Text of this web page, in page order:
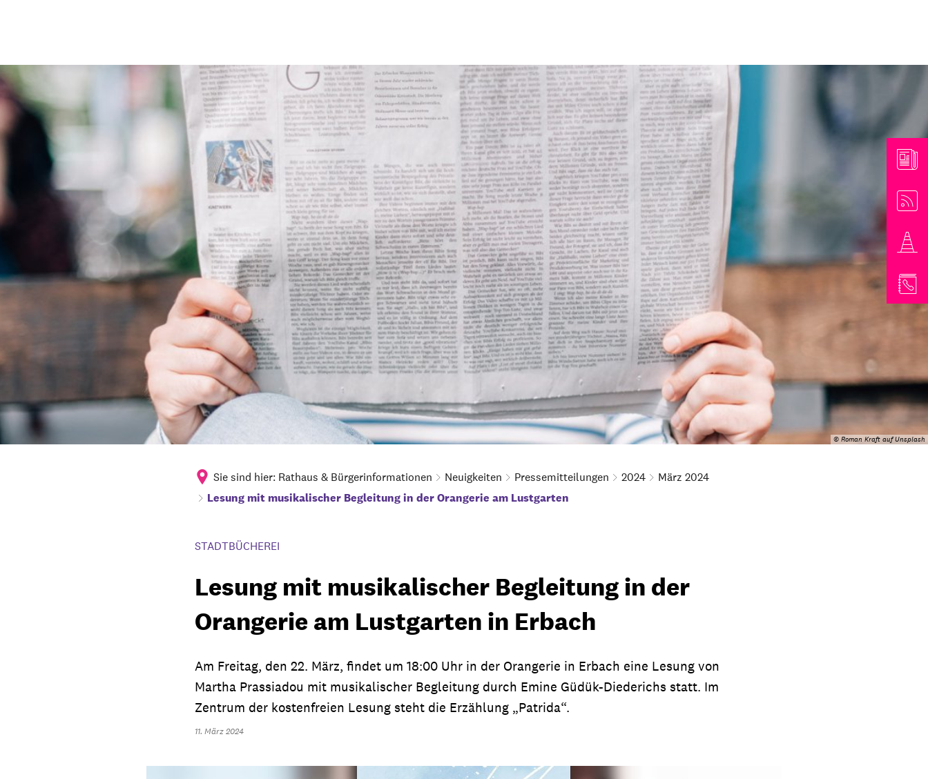
© Roman Kraft auf Unsplash
Sie sind hier: Rathaus & Bürgerinformationen Neuigkeiten Pressemitteilungen 2024 März 2024
Lesung mit musikalischer Begleitung in der Orangerie am Lustgarten
STADTBÜCHEREI
Lesung mit musikalischer Begleitung in der
Orangerie am Lustgarten in Erbach
Am Freitag, den 22. März, findet um 18:00 Uhr in der Orangerie in Erbach eine Lesung von
Martha Prassiadou mit musikalischer Begleitung durch Emine Güdük-Diederichs statt. Im
Zentrum der kostenfreien Lesung steht die Erzählung „Patrida“.
11. März 2024